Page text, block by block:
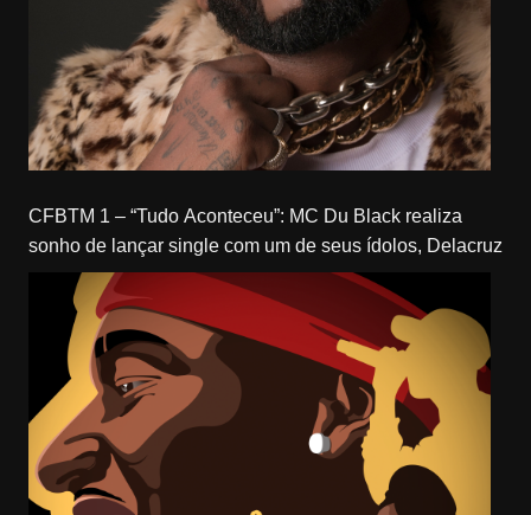
CFBTM 1 – “Tudo Aconteceu”: MC Du Black realiza
sonho de lançar single com um de seus ídolos, Delacruz